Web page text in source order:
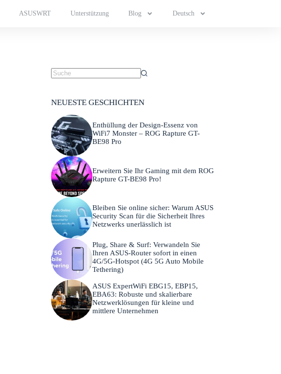
ASUSWRT Unterstützung Blog Deutsch
NEUESTE GESCHICHTEN
Enthüllung der Design-Essenz von
WiFi7 Monster – ROG Rapture GT-
BE98 Pro
Erweitern Sie Ihr Gaming mit dem ROG
Rapture GT-BE98 Pro!
Bleiben Sie online sicher: Warum ASUS
Security Scan für die Sicherheit Ihres
Netzwerks unerlässlich ist
Plug, Share & Surf: Verwandeln Sie
Ihren ASUS-Router sofort in einen
4G/5G-Hotspot (4G 5G Auto Mobile
Tethering)
ASUS ExpertWiFi EBG15, EBP15,
EBA63: Robuste und skalierbare
Netzwerklösungen für kleine und
mittlere Unternehmen